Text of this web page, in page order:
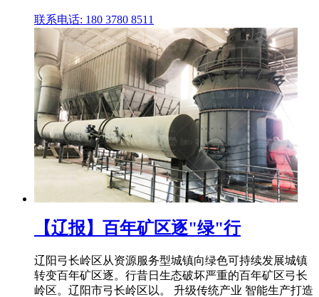
联系电话: 180 3780 8511
【辽报】百年矿区逐"绿"行
辽阳弓长岭区从资源服务型城镇向绿色可持续发展城镇
转变百年矿区逐。行昔日生态破坏严重的百年矿区弓长
岭区。辽阳市弓长岭区以。 升级传统产业 智能生产打造